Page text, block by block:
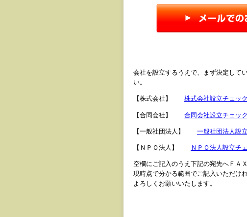
会社を設立するうえで、まず決定して
い。
【株式会社】 株式会社設立チェッ
【合同会社】 合同会社設立チェッ
【一般社団法人】 一般社団法人設
【ＮＰＯ法人】 ＮＰＯ法人設立チ
空欄にご記入のうえ下記の宛先へＦＡ
現時点で分かる範囲でご記入いただけ
よろしくお願いいたします。